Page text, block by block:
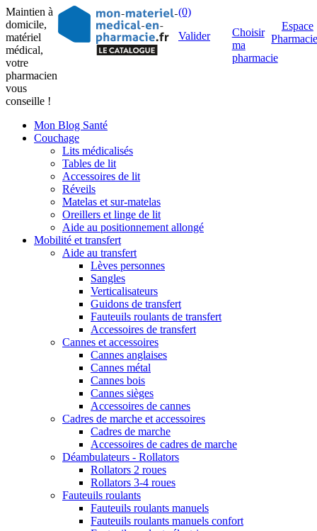
Maintien à
domicile,
matériel
médical,
votre
pharmacien
vous
conseille !
(0)
Valider
Choisir
ma
pharmacie
Espace
Mon Blog Santé
Couchage
Lits médicalisés
Tables de lit
Accessoires de lit
Réveils
Matelas et sur-matelas
Oreillers et linge de lit
Aide au positionnement allongé
Mobilité et transfert
Aide au transfert
Lèves personnes
Sangles
Verticalisateurs
Guidons de transfert
Fauteuils roulants de transfert
Accessoires de transfert
Cannes et accessoires
Cannes anglaises
Cannes métal
Cannes bois
Cannes sièges
Accessoires de cannes
Cadres de marche et accessoires
Cadres de marche
Accessoires de cadres de marche
Déambulateurs - Rollators
Rollators 2 roues
Rollators 3-4 roues
Fauteuils roulants
Fauteuils roulants manuels
Fauteuils roulants manuels confort